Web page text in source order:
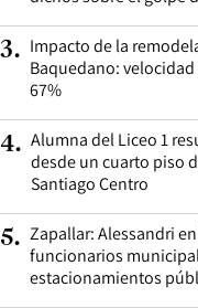
3. Impacto de la
Baquedano:
67%
4. Alumna del Liceo 1
desde un cuarto piso
Santiago Centro
5. Zapallar: Alessandri
funcionarios
estacionamientos